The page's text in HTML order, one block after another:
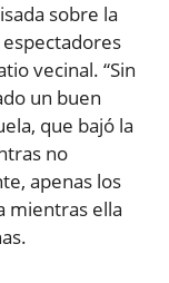
sobre la
vecinal. “Sin
un buen
que bajó la
no
apenas los
mientras ella